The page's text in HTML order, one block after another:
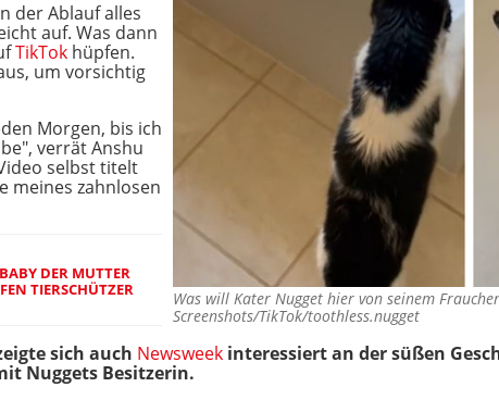
Was will Kater Nugget hier von seinem
Screenshots/TikTok/toothless.nugget
der Ablauf alles
auf. Was dann
TikTok hüpfen.
um vorsichtig
Morgen, bis ich
verrät Anshu
selbst titelt
meines zahnlosen
DER MUTTER
TIERSCHÜTZER
sich auch Newsweek interessiert an der süßen
Nuggets Besitzerin.